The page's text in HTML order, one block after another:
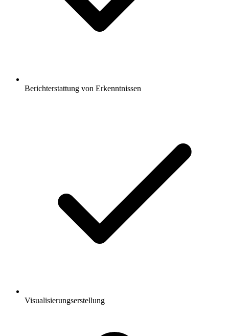
Berichterstattung von Erkenntnissen
Visualisierungserstellung